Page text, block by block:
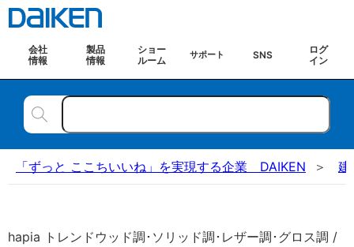
会社
情報
製品
情報
ショー
ルーム
サポート SNS
ログ
イン
「ずっと ここちいいね」を実現する企業 DAIKEN 建
hapia トレンドウッド調･ソリッド調･レザー調･グロス調 /